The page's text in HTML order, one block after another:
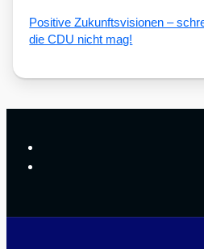
Posi­ti­ve Zukunfts­vi­sio­nen –
die CDU nicht mag!